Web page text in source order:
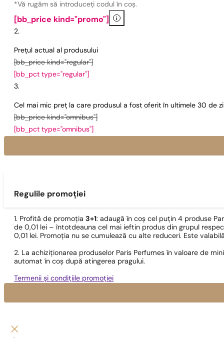
*Vă rugăm să introduceți codul în coș.
[bb_price kind="promo"] i
Prețul actual al produsului
[bb_price kind="regular"]
[bb_pct type="regular"]
Cel mai mic preț la care produsul a fost oferit în ultimele 30 de
[bb_price kind="omnibus"]
[bb_pct type="omnibus"]
Regulile promoției
1. Profită de promoția 3+1: adaugă în coș cel puțin 4 produse
de 0,01 lei – întotdeauna cel mai ieftin produs din grupul
0,01 lei. Promoția nu se cumulează cu alte reduceri. Este
2. La achiziționarea produselor Paris Perfumes în valoare de
automat în coș după atingerea pragului.
Termenii și condițiile promoției